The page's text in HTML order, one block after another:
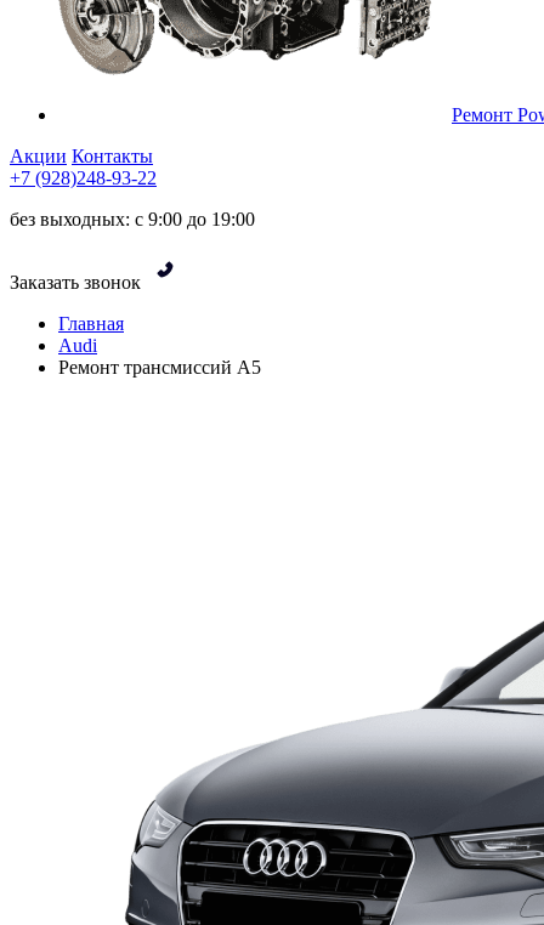
Ремонт
Акции Контакты
+7 (928)248-93-22
без выходных: с 9:00 до 19:00
Заказать звонок
Главная
Audi
Ремонт трансмиссий A5